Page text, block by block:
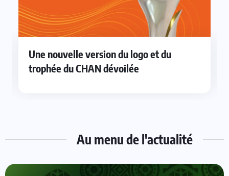
Une nouvelle version du logo et du
trophée du CHAN dévoilée
Au menu de l'actualité